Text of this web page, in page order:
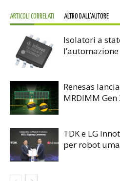
ARTICOLI CORRELATI ALTRO DALL'AUTORE
Isolatori a
Renesas
MRDIMM Gen
TDK e LG
per robot